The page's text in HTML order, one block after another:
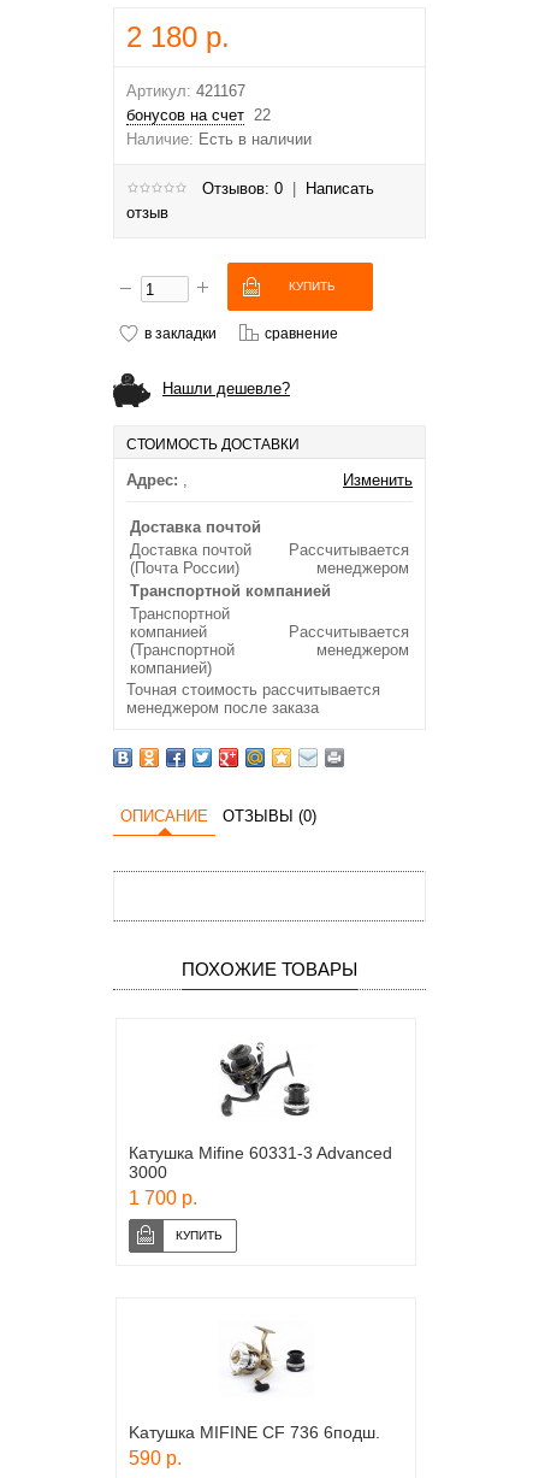
2 180 р.
Артикул: 421167
бонусов на счет 22
Наличие: Есть в наличии
Отзывов: 0
Написать
отзыв
в закладки сравнение
Нашли дешевле?
СТОИМОСТЬ ДОСТАВКИ
Адрес: , Изменить
Доставка почтой
Доставка почтой
(Почта России)
Рассчитывается
менеджером
Транспортной компанией
Транспортной
компанией
(Транспортной
компанией)
Рассчитывается
менеджером
Точная стоимость рассчитывается
менеджером после заказа
ОПИСАНИЕ ОТЗЫВЫ (0)
ПОХОЖИЕ ТОВАРЫ
Катушка Mifine 60331-3 Advanced
3000
1 700 р.
Kатушка MIFINE CF 736 6подш.
590 р.